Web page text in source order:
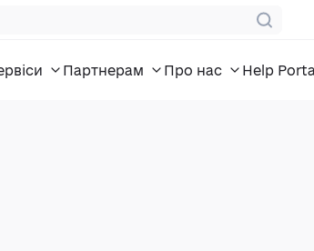
Партнерам Про нас Help Portal